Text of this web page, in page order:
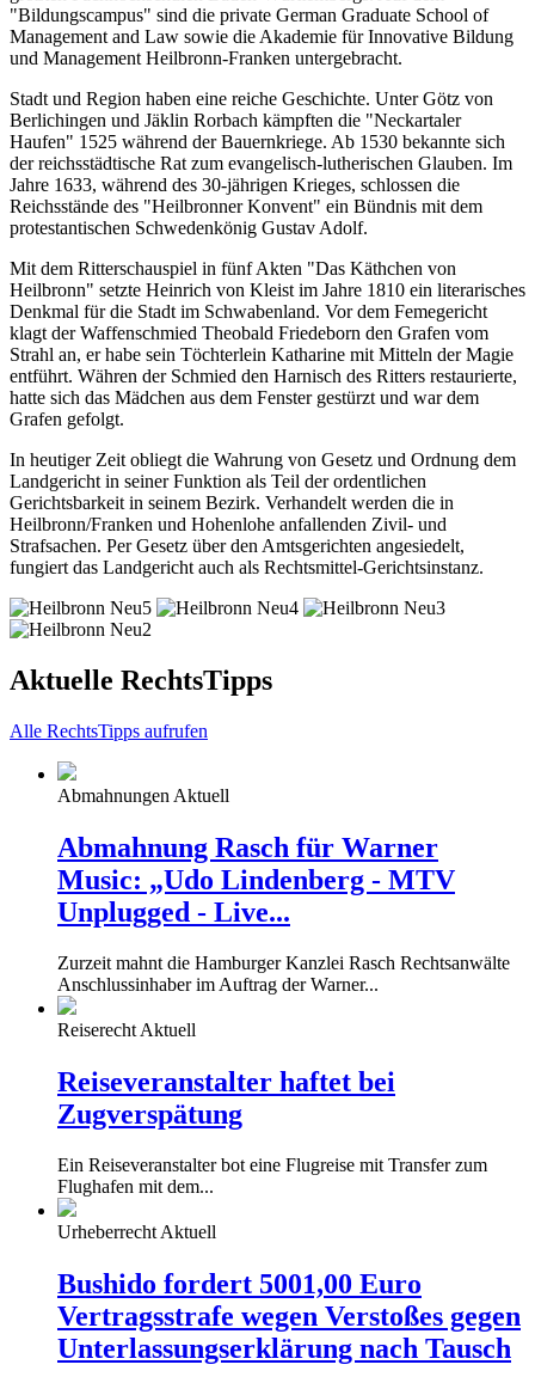
"Bildungscampus" sind die private German Graduate School of
Management and Law sowie die Akademie für Innovative Bildung
und Management Heilbronn-Franken untergebracht.
Stadt und Region haben eine reiche Geschichte. Unter Götz von
Berlichingen und Jäklin Rorbach kämpften die "Neckartaler
Haufen" 1525 während der Bauernkriege. Ab 1530 bekannte sich
der reichsstädtische Rat zum evangelisch-lutherischen Glauben. Im
Jahre 1633, während des 30-jährigen Krieges, schlossen die
Reichsstände des "Heilbronner Konvent" ein Bündnis mit dem
protestantischen Schwedenkönig Gustav Adolf.
Mit dem Ritterschauspiel in fünf Akten "Das Käthchen von
Heilbronn" setzte Heinrich von Kleist im Jahre 1810 ein literarisches
Denkmal für die Stadt im Schwabenland. Vor dem Femegericht
klagt der Waffenschmied Theobald Friedeborn den Grafen vom
Strahl an, er habe sein Töchterlein Katharine mit Mitteln der Magie
entführt. Währen der Schmied den Harnisch des Ritters restaurierte,
hatte sich das Mädchen aus dem Fenster gestürzt und war dem
Grafen gefolgt.
In heutiger Zeit obliegt die Wahrung von Gesetz und Ordnung dem
Landgericht in seiner Funktion als Teil der ordentlichen
Gerichtsbarkeit in seinem Bezirk. Verhandelt werden die in
Heilbronn/Franken und Hohenlohe anfallenden Zivil- und
Strafsachen. Per Gesetz über den Amtsgerichten angesiedelt,
fungiert das Landgericht auch als Rechtsmittel-Gerichtsinstanz.
Aktuelle RechtsTipps
Alle RechtsTipps aufrufen
Abmahnungen Aktuell
Abmahnung Rasch für Warner
Music: „Udo Lindenberg - MTV
Unplugged - Live...
Zurzeit mahnt die Hamburger Kanzlei Rasch Rechtsanwälte
Anschlussinhaber im Auftrag der Warner...
Reiserecht Aktuell
Reiseveranstalter haftet bei
Zugverspätung
Ein Reiseveranstalter bot eine Flugreise mit Transfer zum
Flughafen mit dem...
Urheberrecht Aktuell
Bushido fordert 5001,00 Euro
Vertragsstrafe wegen Verstoßes gegen
Unterlassungserklärung nach Tausch